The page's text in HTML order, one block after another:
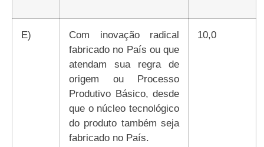
e)
Com inovação radical
fabricado no País ou que
atendam sua regra de
origem ou Processo
Produtivo Básico, desde
que o núcleo tecnológico
do produto também seja
fabricado no País.
10,0